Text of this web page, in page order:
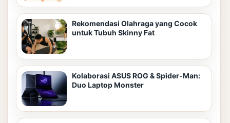
Rekomendasi Olahraga yang Cocok
untuk Tubuh Skinny Fat
Kolaborasi ASUS ROG & Spider-Man:
Duo Laptop Monster